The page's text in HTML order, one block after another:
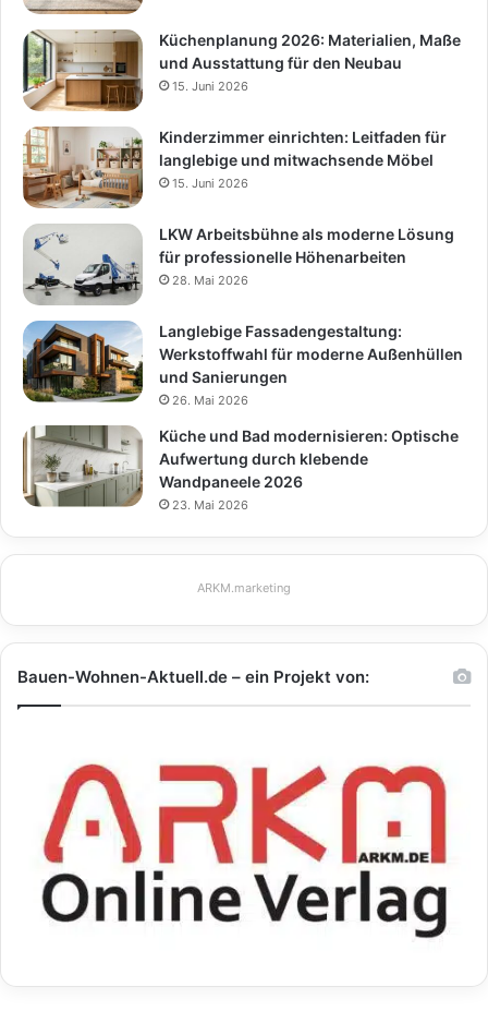
Küchenplanung 2026: Materialien, Maße
und Ausstattung für den Neubau
15. Juni 2026
Kinderzimmer einrichten: Leitfaden für
langlebige und mitwachsende Möbel
15. Juni 2026
LKW Arbeitsbühne als moderne Lösung
für professionelle Höhenarbeiten
28. Mai 2026
Langlebige Fassadengestaltung:
Werkstoffwahl für moderne Außenhüllen
und Sanierungen
26. Mai 2026
Küche und Bad modernisieren: Optische
Aufwertung durch klebende
Wandpaneele 2026
23. Mai 2026
ARKM.marketing
Bauen-Wohnen-Aktuell.de – ein Projekt von: